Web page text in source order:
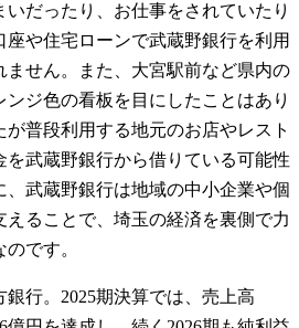
だったり、お仕事をされていたり
や住宅ローンで武蔵野銀行を利用
ません。また、大宮駅前など県内の
ジ色の看板を目にしたことはあり
が普段利用する地元のお店やレスト
を武蔵野銀行から借りている可能性
、武蔵野銀行は地域の中小企業や個
えることで、埼玉の経済を裏側で力
です。
行。2025期決算では、売上高